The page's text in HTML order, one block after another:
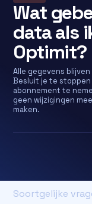
Wat
data als
Optimit?
Alle gegevens
Besluit je te stoppen
abonnement te
geen wijzigingen
maken.
Soortgelijke